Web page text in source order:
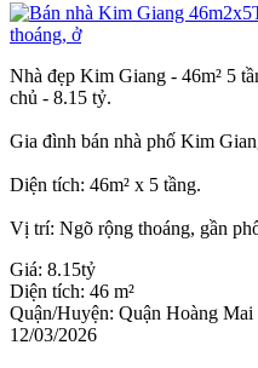
Nhà đẹp Kim Giang - 46m² 5
chủ - 8.15 tỷ.
Gia đình bán nhà phố Kim
Diện tích: 46m² x 5 tầng.
Vị trí: Ngõ rộng thoáng, gần
Giá: 8.15tỷ
Diện tích: 46 m²
Quận/Huyện: Quận Hoàng Mai
12/03/2026